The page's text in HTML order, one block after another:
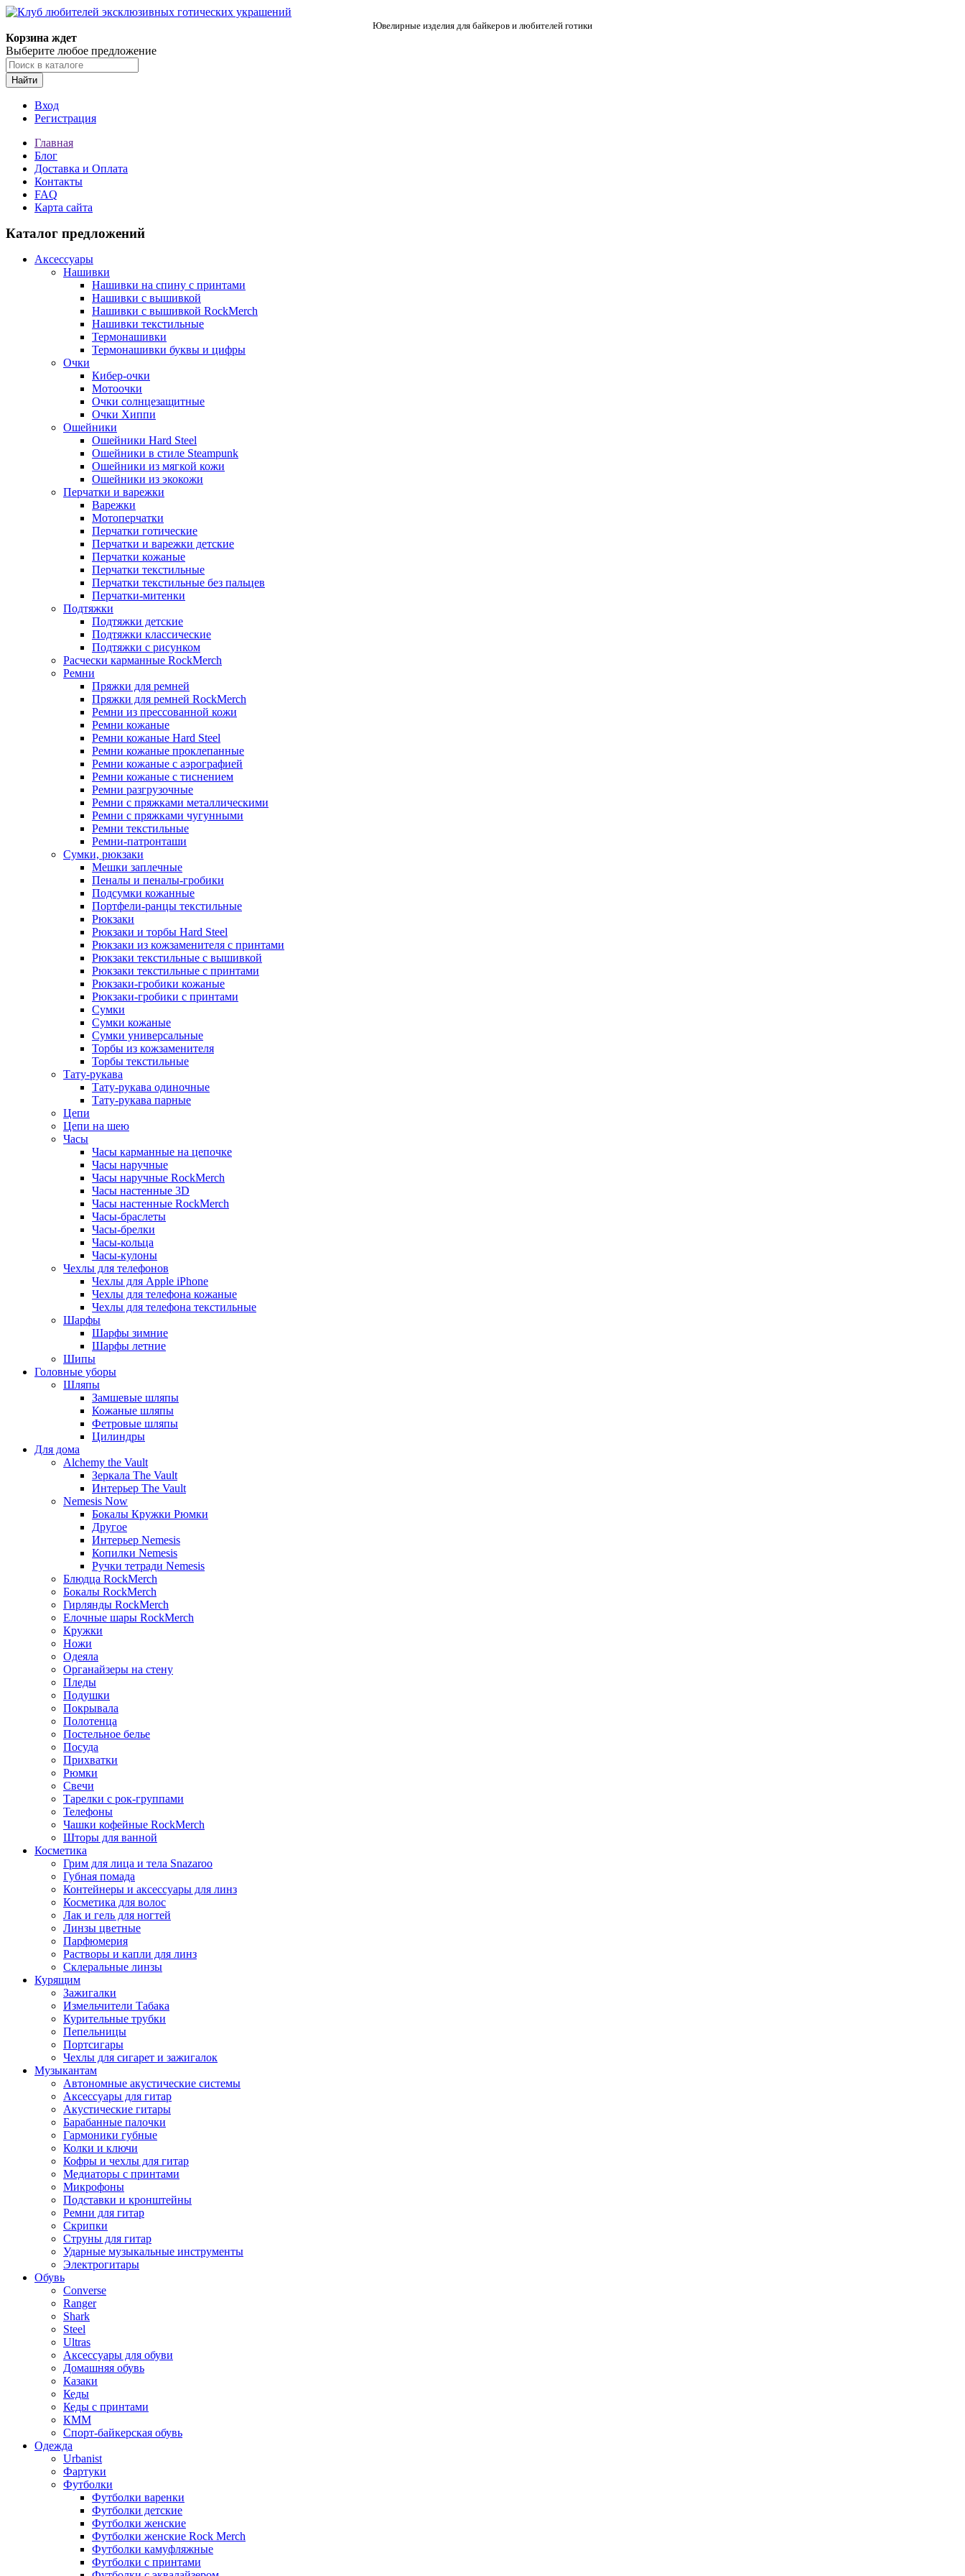
Ювелирные изделия для байкеров и любителей готики
Корзина ждет
Выберите любое предложение
Найти
Вход
Регистрация
Главная
Блог
Доставка и Оплата
Контакты
FAQ
Карта сайта
Каталог предложений
Аксессуары
Нашивки
Нашивки на спину с принтами
Нашивки с вышивкой
Нашивки с вышивкой RockMerch
Нашивки текстильные
Термонашивки
Термонашивки буквы и цифры
Очки
Кибер-очки
Мотоочки
Очки солнцезащитные
Очки Хиппи
Ошейники
Ошейники Hard Steel
Ошейники в стиле Steampunk
Ошейники из мягкой кожи
Ошейники из экокожи
Перчатки и варежки
Варежки
Мотоперчатки
Перчатки готические
Перчатки и варежки детские
Перчатки кожаные
Перчатки текстильные
Перчатки текстильные без пальцев
Перчатки-митенки
Подтяжки
Подтяжки детские
Подтяжки классические
Подтяжки с рисунком
Расчески карманные RockMerch
Ремни
Пряжки для ремней
Пряжки для ремней RockMerch
Ремни из прессованной кожи
Ремни кожаные
Ремни кожаные Hard Steel
Ремни кожаные проклепанные
Ремни кожаные с аэрографией
Ремни кожаные с тиснением
Ремни разгрузочные
Ремни с пряжками металлическими
Ремни с пряжками чугунными
Ремни текстильные
Ремни-патронташи
Сумки, рюкзаки
Мешки заплечные
Пеналы и пеналы-гробики
Подсумки кожанные
Портфели-ранцы текстильные
Рюкзаки
Рюкзаки и торбы Hard Steel
Рюкзаки из кожзаменителя с принтами
Рюкзаки текстильные с вышивкой
Рюкзаки текстильные с принтами
Рюкзаки-гробики кожаные
Рюкзаки-гробики с принтами
Сумки
Сумки кожаные
Сумки универсальные
Торбы из кожзаменителя
Торбы текстильные
Тату-рукава
Тату-рукава одиночные
Тату-рукава парные
Цепи
Цепи на шею
Часы
Часы карманные на цепочке
Часы наручные
Часы наручные RockMerch
Часы настенные 3D
Часы настенные RockMerch
Часы-браслеты
Часы-брелки
Часы-кольца
Часы-кулоны
Чехлы для телефонов
Чехлы для Apple iPhone
Чехлы для телефона кожаные
Чехлы для телефона текстильные
Шарфы
Шарфы зимние
Шарфы летние
Шипы
Головные уборы
Шляпы
Замшевые шляпы
Кожаные шляпы
Фетровые шляпы
Цилиндры
Для дома
Alchemy the Vault
Зеркала The Vault
Интерьер The Vault
Nemesis Now
Бокалы Кружки Рюмки
Другое
Интерьер Nemesis
Копилки Nemesis
Ручки тетради Nemesis
Блюдца RockMerch
Бокалы RockMerch
Гирлянды RockMerch
Елочные шары RockMerch
Кружки
Ножи
Одеяла
Органайзеры на стену
Пледы
Подушки
Покрывала
Полотенца
Постельное белье
Посуда
Прихватки
Рюмки
Свечи
Тарелки с рок-группами
Телефоны
Чашки кофейные RockMerch
Шторы для ванной
Косметика
Грим для лица и тела Snazaroo
Губная помада
Контейнеры и аксессуары для линз
Косметика для волос
Лак и гель для ногтей
Линзы цветные
Парфюмерия
Растворы и капли для линз
Склеральные линзы
Курящим
Зажигалки
Измельчители Табака
Курительные трубки
Пепельницы
Портсигары
Чехлы для сигарет и зажигалок
Музыкантам
Автономные акустические системы
Аксессуары для гитар
Акустические гитары
Барабанные палочки
Гармоники губные
Колки и ключи
Кофры и чехлы для гитар
Медиаторы с принтами
Микрофоны
Подставки и кронштейны
Ремни для гитар
Скрипки
Струны для гитар
Ударные музыкальные инструменты
Электрогитары
Обувь
Converse
Ranger
Shark
Steel
Ultras
Аксессуары для обуви
Домашняя обувь
Казаки
Кеды
Кеды с принтами
КММ
Спорт-байкерская обувь
Одежда
Urbanist
Фартуки
Футболки
Футболки варенки
Футболки детские
Футболки женские
Футболки женские Rock Merch
Футболки камуфляжные
Футболки с принтами